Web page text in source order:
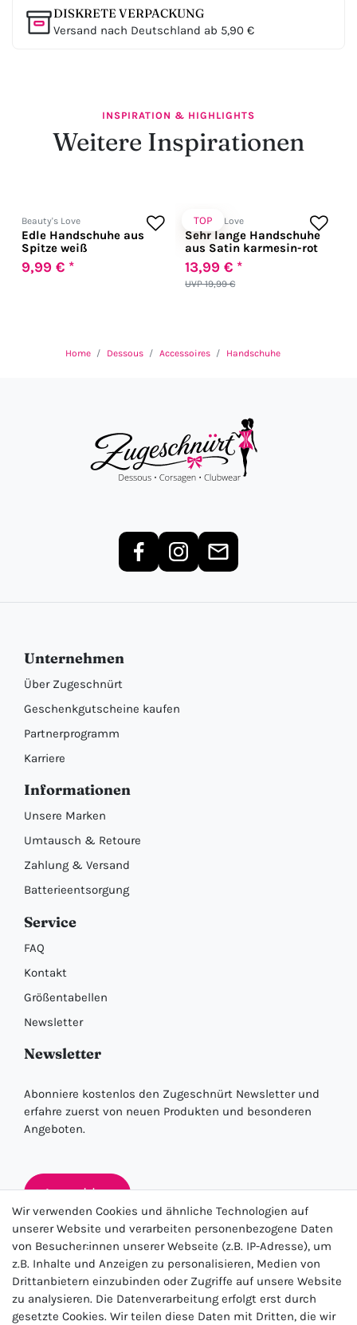
DISKRETE VERPACKUNG
Versand nach Deutschland ab 5,90 €
INSPIRATION & HIGHLIGHTS
Weitere Inspirationen
Beauty's Love
Edle Handschuhe aus
Spitze weiß
9,99 € *
TOP
Beauty's Love
Sehr lange Handschuhe
aus Satin karmesin-rot
UVP 19,99 €
13,99 € *
Home Dessous Accessoires Handschuhe
Unternehmen
Über Zugeschnürt
Geschenkgutscheine kaufen
Partnerprogramm
Karriere
Informationen
Unsere Marken
Umtausch & Retoure
Zahlung & Versand
Batterieentsorgung
Service
FAQ
Kontakt
Größentabellen
Newsletter
Newsletter
Abonniere kostenlos den Zugeschnürt Newsletter und
erfahre zuerst von neuen Produkten und besonderen
Angeboten.
Anmelden
★★★★★
4.5 / 5.0 (23.143)
Wir verwenden Cookies und ähnliche Technologien auf
unserer Website und verarbeiten personenbezogene Daten
von Besucher:innen unserer Webseite (z.B. IP-Adresse), um
z.B. Inhalte und Anzeigen zu personalisieren, Medien von
Drittanbietern einzubinden oder Zugriffe auf unsere Website
zu analysieren. Die Datenverarbeitung erfolgt erst durch
gesetzte Cookies. Wir teilen diese Daten mit Dritten, die wir